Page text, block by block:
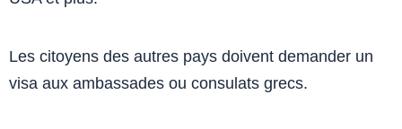
Les citoyens des autres pays doivent demander un
visa aux ambassades ou consulats grecs.